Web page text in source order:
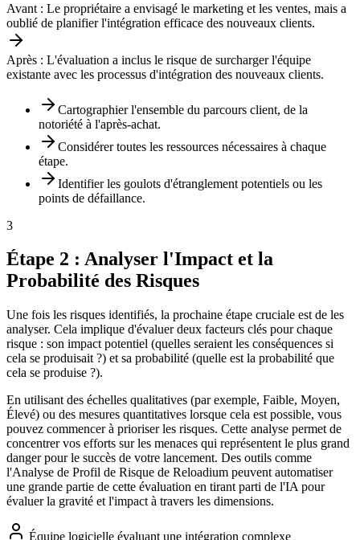
Avant : Le propriétaire a envisagé le marketing et les ventes, mais a
oublié de planifier l'intégration efficace des nouveaux clients.
Après : L'évaluation a inclus le risque de surcharger l'équipe
existante avec les processus d'intégration des nouveaux clients.
Cartographier l'ensemble du parcours client, de la
notoriété à l'après-achat.
Considérer toutes les ressources nécessaires à chaque
étape.
Identifier les goulots d'étranglement potentiels ou les
points de défaillance.
3
Étape 2 : Analyser l'Impact et la
Probabilité des Risques
Une fois les risques identifiés, la prochaine étape cruciale est de les
analyser. Cela implique d'évaluer deux facteurs clés pour chaque
risque : son impact potentiel (quelles seraient les conséquences si
cela se produisait ?) et sa probabilité (quelle est la probabilité que
cela se produise ?).
En utilisant des échelles qualitatives (par exemple, Faible, Moyen,
Élevé) ou des mesures quantitatives lorsque cela est possible, vous
pouvez commencer à prioriser les risques. Cette analyse permet de
concentrer vos efforts sur les menaces qui représentent le plus grand
danger pour le succès de votre lancement. Des outils comme
l'Analyse de Profil de Risque de Reloadium peuvent automatiser
une grande partie de cette évaluation en tirant parti de l'IA pour
évaluer la gravité et l'impact à travers les dimensions.
Équipe logicielle évaluant une intégration complexe